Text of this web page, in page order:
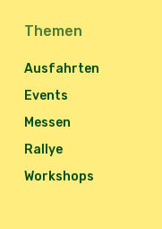
Themen
Ausfahrten
Events
Messen
Rallye
Workshops